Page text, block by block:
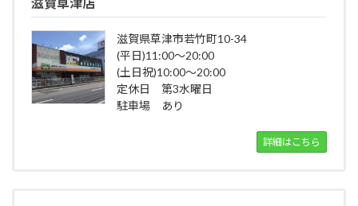
滋賀県草津市若竹町10-34
(平日)11:00～20:00
(土日祝)10:00～20:00
定休日 第3水曜日
駐車場 あり
詳細はこちら